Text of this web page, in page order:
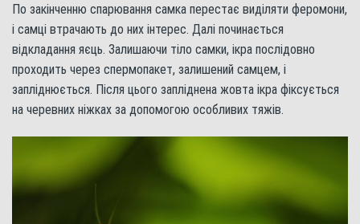
По закінченню спарювання самка перестає виділяти феромони,
і самці втрачають до них інтерес. Далі починається
відкладання яєць. Залишаючи тіло самки, ікра послідовно
проходить через спермопакет, залишений самцем, і
запліднюється. Після цього запліднена жовта ікра фіксується
на черевних ніжках за допомогою особливих тяжів.